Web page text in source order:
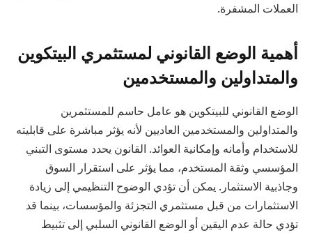
العملات المشفرة.
أهمية الوضع القانوني لمستثمري البيتكوين
والمتداولين والمستخدمين
الوضع القانوني للبيتكوين هو عامل حاسم للمستثمرين
والمتداولين والمستخدمين العاديين لأنه يؤثر مباشرة على قابليته
للاستخدام وأمانه وإمكانية العوائد. القانون يحدد مستوى التبني
المؤسسي وثقة المستخدم، مما يؤثر على استقرار السوق
وجاذبية الاستثمار. يمكن أن تؤدي الوضوح التنظيمي إلى زيادة
الاستثمارات من قبل مستثمري التجزئة والمؤسسات، بينما قد
تؤدي حالة عدم اليقين أو الوضع القانوني السلبي إلى تثبيط